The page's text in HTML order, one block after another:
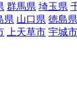
群馬県 埼玉県
県 山口県 徳島県
上天草市 宇城市